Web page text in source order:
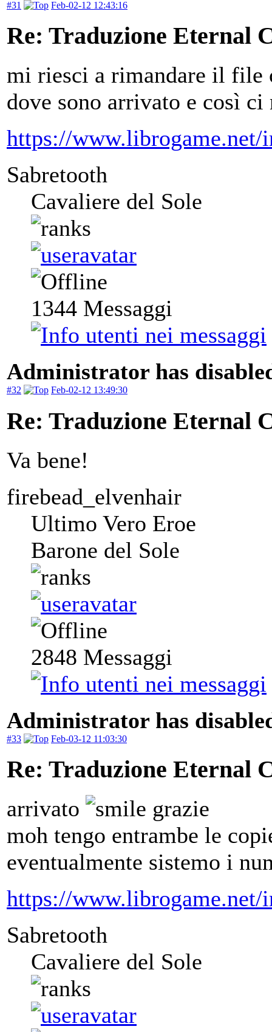
#31 Feb-02-12 12:43:16
Re: Traduzione Eternal
mi riesci a rimandare il file
dove sono arrivato e così
https://
Sabretooth
Cavaliere del Sole
1344 Messaggi
Administrator has
#32 Feb-02-12 13:49:30
Re: Traduzione Eternal
Va bene!
firebead_elvenhair
Ultimo Vero Eroe
Barone del Sole
2848 Messaggi
Administrator has
#33 Feb-03-12 11:03:30
Re: Traduzione Eternal
arrivato
grazie
moh tengo entrambe le
eventualmente sistemo i
https://
Sabretooth
Cavaliere del Sole